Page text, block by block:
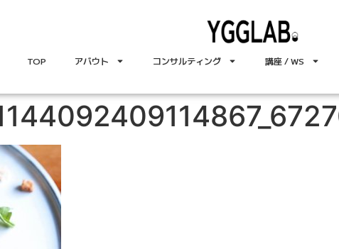
TOP アバウト コンサルティング 講座 / WS